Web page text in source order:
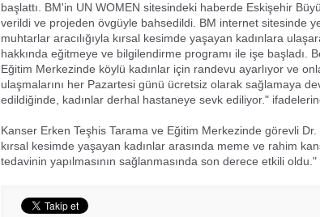
başlattı. BM'in UN WOMEN sitesindeki haberde Eskişehir
verildi ve projeden övgüyle bahsedildi. BM internet sitesinde
muhtarlar aracılığıyla kırsal kesimde yaşayan kadınlara
hakkında eğitmeye ve bilgilendirme programı ile işe başladı.
Eğitim Merkezinde köylü kadınlar için randevu ayarlıyor ve
ulaşmalarını her Pazartesi günü ücretsiz olarak sağlamaya
edildiğinde, kadınlar derhal hastaneye sevk ediliyor."
Kanser Erken Teşhis Tarama ve Eğitim Merkezinde görevli
kırsal kesimde yaşayan kadınlar arasında meme ve rahim
tedavinin yapılmasının sağlanmasında son derece etkili